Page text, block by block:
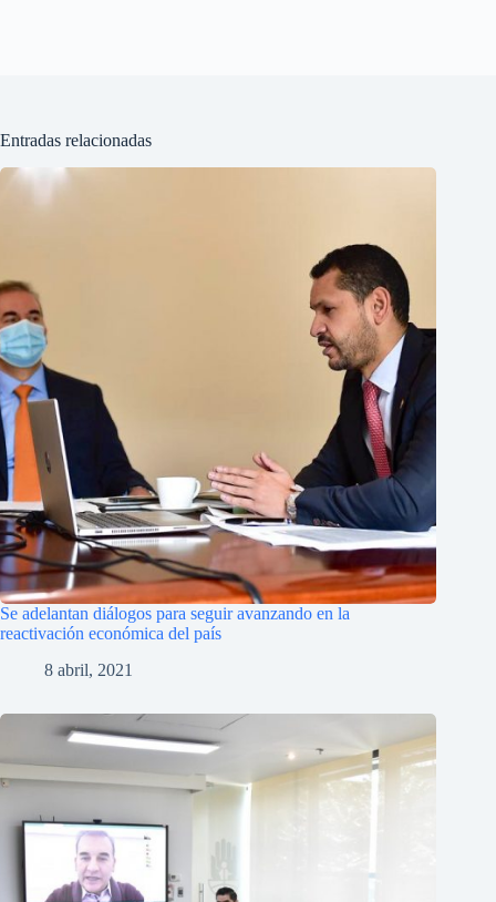
Entradas relacionadas
Se adelantan diálogos para seguir avanzando en la
reactivación económica del país
8 abril, 2021